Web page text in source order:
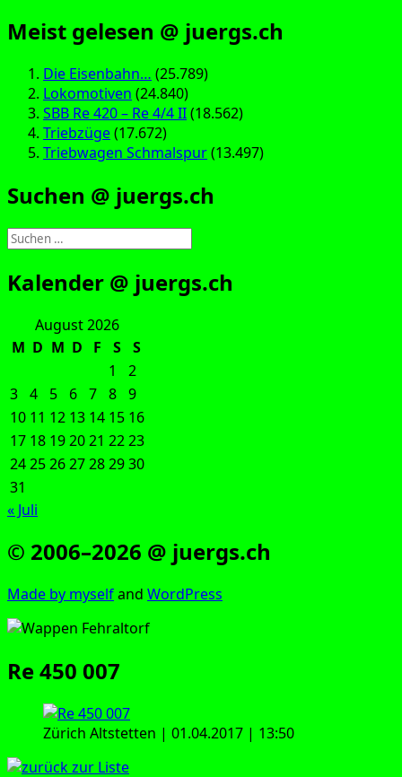
Meist gelesen @ juergs.ch
Die Eisenbahn… (25.789)
Lokomotiven (24.840)
SBB Re 420 – Re 4/4 II(18.562)
Triebzüge(17.672)
Triebwagen Schmalspur(13.497)
Suchen @ juergs.ch
Suchen
nach:
Kalender @ juergs.ch
August 2026
M D M D F S
S
1
2
3 4 5 6 7 8 9
10 11 12 13 14 15 16
17 18 192021 2223
24252627282930
31
« Juli
© 2006–2026 @ juergs.ch
Made by mys­elfand Word­Press
Re 450 007
Zürich Alt­stet­ten | 01.04.2017 | 13:50